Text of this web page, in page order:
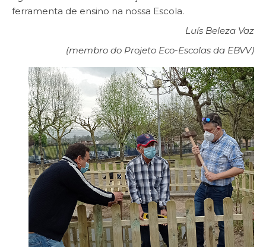
ferramenta de ensino na nossa Escola.
Luís Beleza Vaz
(membro do Projeto Eco-Escolas da EBVV)